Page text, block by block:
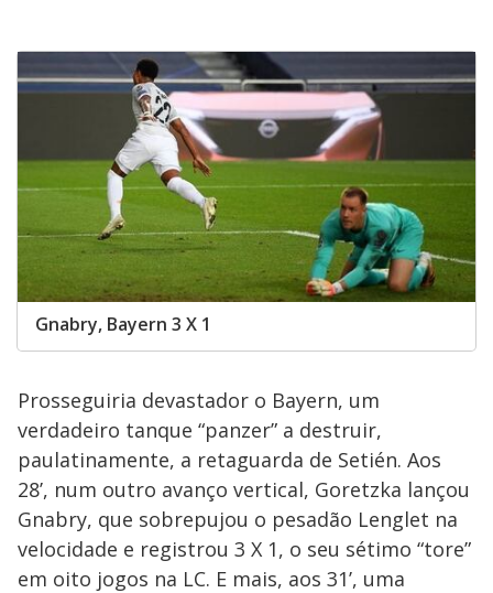
Gnabry, Bayern 3 X 1
Prosseguiria devastador o Bayern, um
verdadeiro tanque “panzer” a destruir,
paulatinamente, a retaguarda de Setién. Aos
28’, num outro avanço vertical, Goretzka lançou
Gnabry, que sobrepujou o pesadão Lenglet na
velocidade e registrou 3 X 1, o seu sétimo “tore”
em oito jogos na LC. E mais, aos 31’, uma